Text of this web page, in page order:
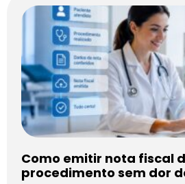
Como emitir nota fiscal
procedimento sem dor